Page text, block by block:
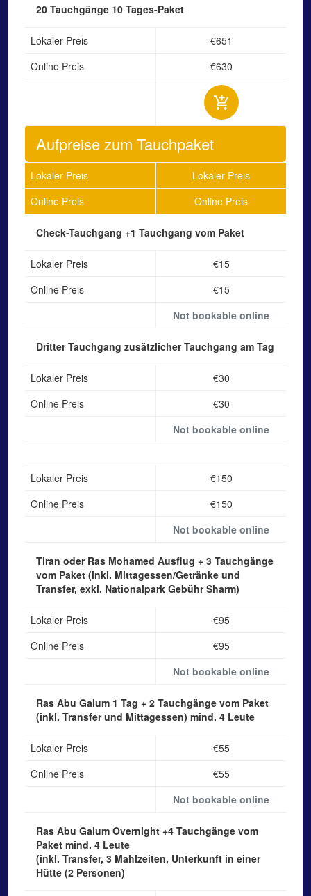
20 Tauchgänge 10 Tages-Paket
Lokaler Preis
€651
Online Preis
€630
Aufpreise zum Tauchpaket
Lokaler Preis
Lokaler Preis
Online Preis
Online Preis
Check-Tauchgang +1 Tauchgang vom Paket
Lokaler Preis
€15
Online Preis
€15
Not bookable online
Dritter Tauchgang zusätzlicher Tauchgang am Tag
Lokaler Preis
€30
Online Preis
€30
Not bookable online
Lokaler Preis
€150
Online Preis
€150
Not bookable online
Tiran oder Ras Mohamed Ausflug + 3 Tauchgänge
vom Paket (inkl. Mittagessen/Getränke und
Transfer, exkl. Nationalpark Gebühr Sharm)
Lokaler Preis
€95
Online Preis
€95
Not bookable online
Ras Abu Galum 1 Tag + 2 Tauchgänge vom Paket
(inkl. Transfer und Mittagessen) mind. 4 Leute
Lokaler Preis
€55
Online Preis
€55
Not bookable online
Ras Abu Galum Overnight +4 Tauchgänge vom
Paket mind. 4 Leute
(inkl. Transfer, 3 Mahlzeiten, Unterkunft in einer
Hütte (2 Personen)